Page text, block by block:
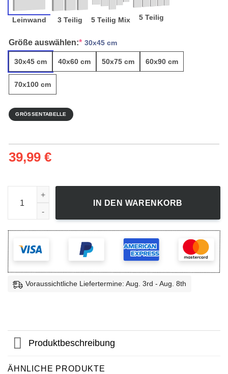
Leinwand 3 Teilig 5 Teilig Mix 5 Teilig
Größe auswählen:* 30x45 cm
30x45 cm 40x60 cm 50x75 cm 60x90 cm
70x100 cm
GRÖSSENTABELLE
39,99 €
Champagnergläser - Leinwandbild Menge
IN DEN WARENKORB
Voraussichtliche Liefertermine: Aug. 3rd - Aug. 8th
Produktbeschreibung
ÄHNLICHE PRODUKTE